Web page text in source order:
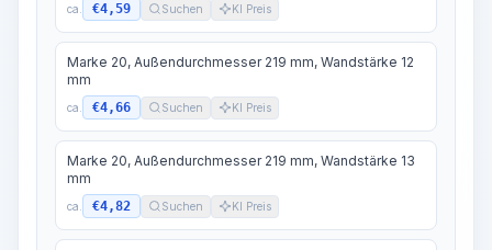
ca. €4,59 Suchen KI Preis
Marke 20, Außendurchmesser 219 mm, Wandstärke 12
mm
ca. €4,66 Suchen KI Preis
Marke 20, Außendurchmesser 219 mm, Wandstärke 13
mm
ca. €4,82 Suchen KI Preis